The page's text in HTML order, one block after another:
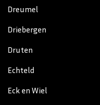
Dreumel
Driebergen
Druten
Echteld
Eck en Wiel